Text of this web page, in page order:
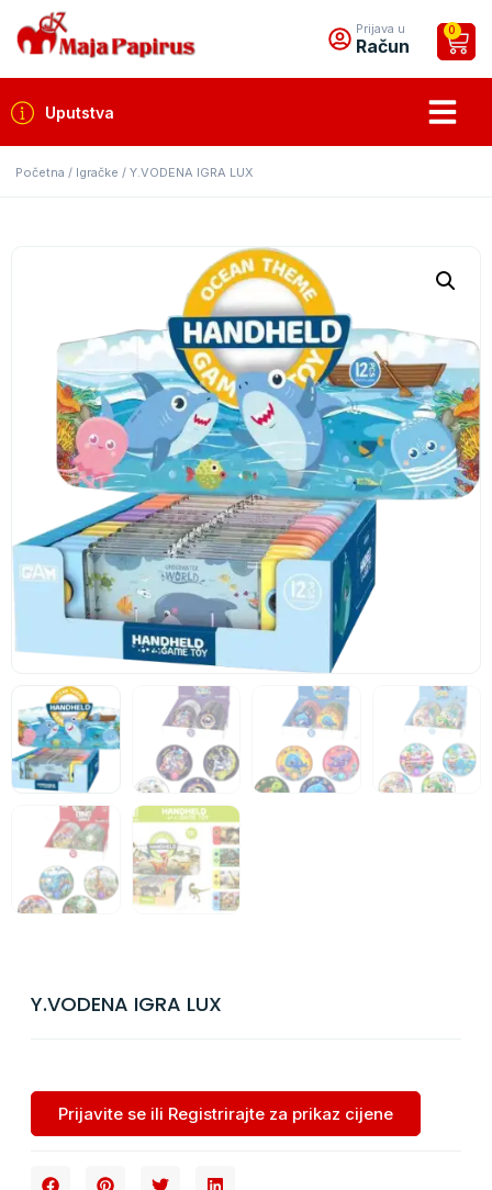
Prijava u
Račun
0
Uputstva
Početna / Igračke / Y.VODENA IGRA LUX
Y.VODENA IGRA LUX
Prijavite se ili Registrirajte za prikaz cijene